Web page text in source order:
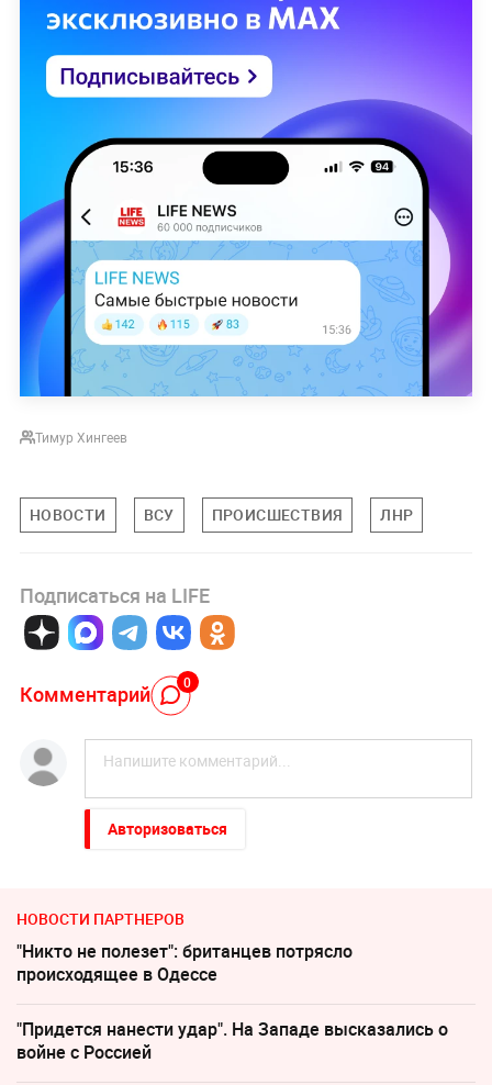
Тимур Хингеев
НОВОСТИ ВСУ ПРОИСШЕСТВИЯ ЛНР
Подписаться на LIFE
Комментарий 0
Авторизоваться
НОВОСТИ ПАРТНЕРОВ
"Никто не полезет": британцев потрясло
происходящее в Одессе
"Придется нанести удар". На Западе высказались о
войне с Россией